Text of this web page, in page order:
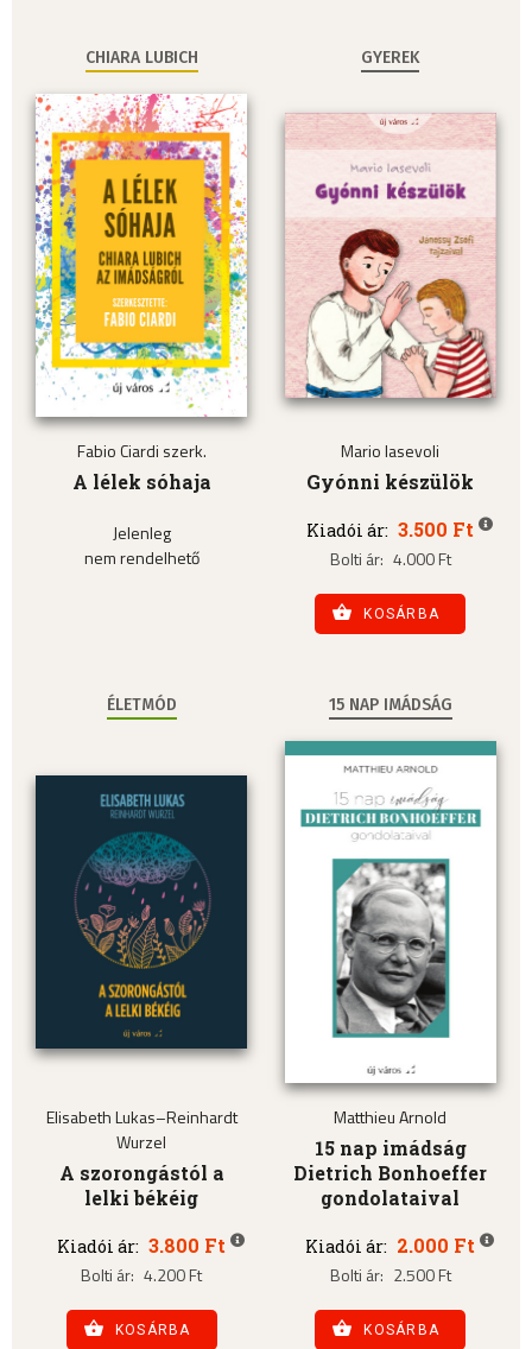
CHIARA LUBICH
Fabio Ciardi szerk.
A lélek sóhaja
Jelenleg
nem rendelhető
GYEREK
Mario Iasevoli
Gyónni készülök
Kiadói ár: 3.500 Ft
Bolti ár: 4.000 Ft
KOSÁRBA
ÉLETMÓD
Elisabeth Lukas–Reinhardt
Wurzel
A szorongástól a
lelki békéig
Kiadói ár: 3.800 Ft
Bolti ár: 4.200 Ft
KOSÁRBA
15 NAP IMÁDSÁG
Matthieu Arnold
15 nap imádság
Dietrich Bonhoeffer
gondolataival
Kiadói ár: 2.000 Ft
Bolti ár: 2.500 Ft
KOSÁRBA